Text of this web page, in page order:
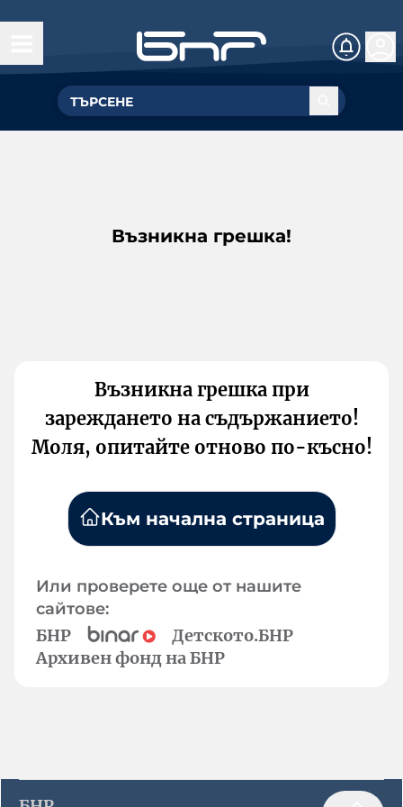
Възникна грешка!
Възникна грешка при
зареждането на съдържанието!
Моля, опитайте отново по-късно!
Към начална страница
Или проверете още от нашите
сайтове:
БНР
Детското.БНР
Архивен фонд на БНР